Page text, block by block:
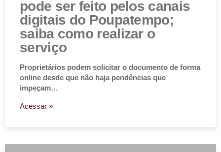
pode ser feito pelos canais
digitais do Poupatempo;
saiba como realizar o
serviço
Proprietários podem solicitar o documento de forma
online desde que não haja pendências que
impeçam…
Acessar »